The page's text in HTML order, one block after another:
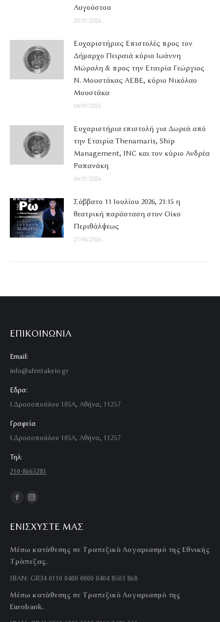
Αυγούστου
20/07/2026
Ευχαριστήριες Επιστολές προς τον
Δήμαρχο Πειραιά κύριο Ιωάννη
Μώραλη & προς την Εταιρία Γεώργιος
Ν. Μουστάκας ΑΕΒΕ, κύριο Νικόλαο
Μουστάκα
04/07/2026
Ευχαριστήρια επιστολή για Δωρεά από
την Εταιρία Thenamaris, Ship
Management, INC και τον κύριο Ανδρέα
Ραπανάκη
04/07/2026
Σάββατο 11 Ιουλίου 2026, 21:15 η
θεατρική παράσταση στον Οίκο
Περιθάλψεως
27/06/2026
ΕΠΙΚΟΙΝΩΝΊΑ
Email:
info@afentakeio.gr
Εδρα:
Ι.Δροσοπούλου 105Α, Αθήνα, 11257
Γραφεία
Ι.Δροσοπούλου 105Α, Αθήνα, 11257
Τηλ:
210-8665281
Find us on:
Facebook
opens
new
window
Instagram
opens
new
window
ΕΝΙΣΧΎΣΤΕ ΜΑΣ
Μέσω κατάθεσης σε Τραπεζικό Λογαριασμό της Εθνικής
Τράπεζας.
IBAN: GR34 0110 0400 0000 0404 8503 868
Μέσω κατάθεσης σε Τραπεζικό Λογαριασμό της
Eurobank.